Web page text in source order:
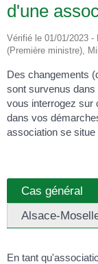
d'une
Vérifié le 01/01/2023 -
(Première ministre),
Des changements
sont survenus
vous interrogez sur
dans vos
association se
Cas général
Alsace-
En tant